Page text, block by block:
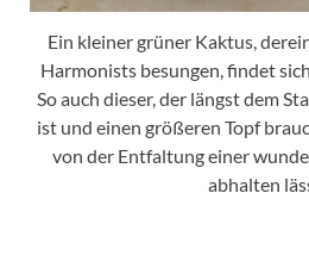
Ein kleiner grüner Kaktus,
Harmonists besungen, findet
So auch dieser, der längst dem
ist und einen größeren Topf
von der Entfaltung einer
abhalten